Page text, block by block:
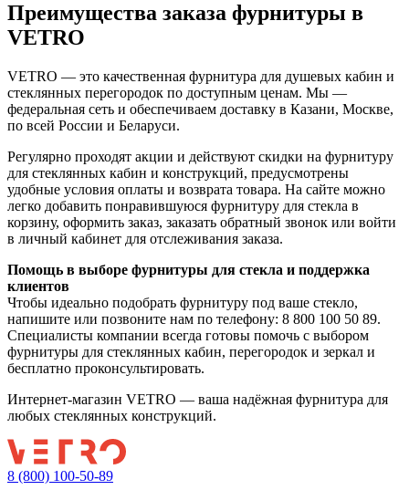
Преимущества заказа фурнитуры в
VETRO
VETRO — это качественная фурнитура для душевых кабин и
стеклянных перегородок по доступным ценам. Мы —
федеральная сеть и обеспечиваем доставку в Казани, Москве,
по всей России и Беларуси.
Регулярно проходят акции и действуют скидки на фурнитуру
для стеклянных кабин и конструкций, предусмотрены
удобные условия оплаты и возврата товара. На сайте можно
легко добавить понравившуюся фурнитуру для стекла в
корзину, оформить заказ, заказать обратный звонок или войти
в личный кабинет для отслеживания заказа.
Помощь в выборе фурнитуры для стекла и поддержка
клиентов
Чтобы идеально подобрать фурнитуру под ваше стекло,
напишите или позвоните нам по телефону: 8 800 100 50 89.
Специалисты компании всегда готовы помочь с выбором
фурнитуры для стеклянных кабин, перегородок и зеркал и
бесплатно проконсультировать.
Интернет-магазин VETRO — ваша надёжная фурнитура для
любых стеклянных конструкций.
8 (800) 100-50-89